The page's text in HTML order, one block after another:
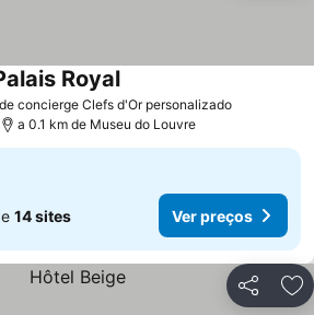
concierge Clefs d'Or personalizado
Royal
a 0.1 km de Museu do Louvre
14 sites Ver preços
Partilhar